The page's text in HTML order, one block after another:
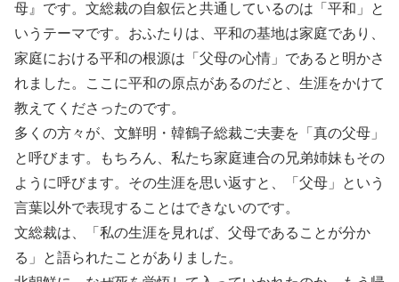
母』です。文総裁の自叙伝と共通しているのは「平和」と
いうテーマです。おふたりは、平和の基地は家庭であり、
家庭における平和の根源は「父母の心情」であると明かさ
れました。ここに平和の原点があるのだと、生涯をかけて
教えてくださったのです。
多くの方々が、文鮮明・韓鶴子総裁ご夫妻を「真の父母」
と呼びます。もちろん、私たち家庭連合の兄弟姉妹もその
ように呼びます。その生涯を思い返すと、「父母」という
言葉以外で表現することはできないのです。
文総裁は、「私の生涯を見れば、父母であることが分か
る」と語られたことがありました。